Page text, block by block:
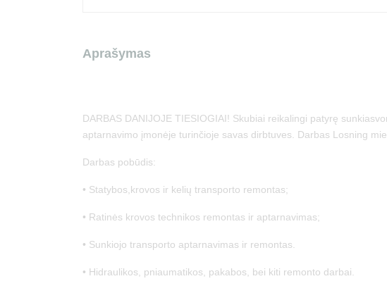
Aprašymas
DARBAS DANIJOJE TIESIOGIAI! Skubiai reikalingi patyrę
aptarnavimo įmonėje turinčioje savas dirbtuves. Darbas Losning
Darbas pobūdis:
• Statybos,krovos ir kelių transporto remontas;
• Ratinės krovos technikos remontas ir aptarnavimas;
• Sunkiojo transporto aptarnavimas ir remontas.
• Hidraulikos, pniaumatikos, pakabos, bei kiti remonto darbai.